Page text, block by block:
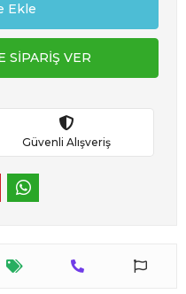
Ekle
SİPARİŞ VER
Güvenli Alışveriş